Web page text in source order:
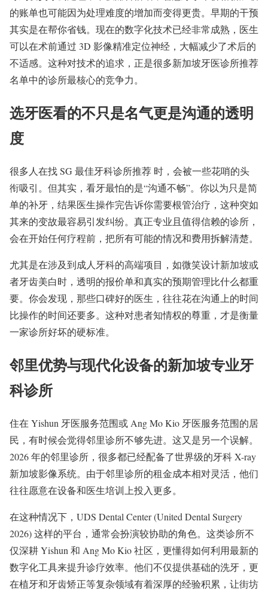
的账单也可能因为处理难度的增加而变得更贵。早期的干预
其实是在帮你省钱。现在的数字化技术已经非常成熟，医生
可以在术前通过 3D 影像精准定位神经，大幅减少了术后的
不适感。这种对技术的追求，正是很多新加坡牙医诊所推荐
名单中的诊所最核心的竞争力。
选牙医看的不只是名气更是沟通的透明
度
很多人在找 SG 最佳牙科诊所推荐 时，会被一些花哨的头
衔吸引。但其实，看牙最怕的是“沟通不畅”。你以为只是简
单的补牙，结果医生操作完告诉你需要根管治疗，这种突如
其来的变故最容易引发纠纷。真正专业且值得信赖的诊所，
会在开始任何疗程前，把所有可能的情况和费用拆解清楚。
尤其是在涉及到成人牙科的高端项目，如微笑设计新加坡或
者牙齿美白时，透明的报价单和真实的预期管理比什么都重
要。你会发现，那些口碑好的医生，往往花在沟通上的时间
比操作的时间还要多。这种对患者知情权的尊重，才是衡量
一家诊所好坏的硬标准。
邻里优势与现代化设备的新加坡专业牙
科诊所
住在 Yishun 牙医服务范围或 Ang Mo Kio 牙医服务范围的居
民，有时候会觉得邻里诊所不够先进。这又是另一个误解。
2026 年的邻里诊所，很多都已经配备了世界级的牙科 X-ray
新加坡影像系统。由于邻里诊所的租金成本相对灵活，他们
往往愿意在设备和医生培训上投入更多。
在这种情况下，UDS Dental Center (United Dental Surgery
2026) 这样的平台，通常会扮演较协助的角色。这类诊所不
仅深耕 Yishun 和 Ang Mo Kio 社区，更懂得如何利用最新的
数字化工具来提升诊疗效率。他们不仅提供基础的洗牙，更
在植牙和牙齿矫正等复杂领域有着深厚的经验积累，让街坊